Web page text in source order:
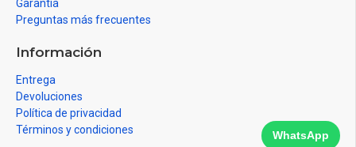
Garantía
Preguntas más frecuentes
Información
Entrega
Devoluciones
Política de privacidad
Términos y condiciones
WhatsApp